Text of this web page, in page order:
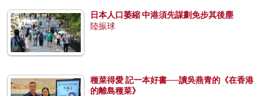
日本人口萎縮 中港須先謀劃免步其後塵
陸振球
種菜得愛 記一本好書──讀吳燕青的《在香港
的離島種菜》